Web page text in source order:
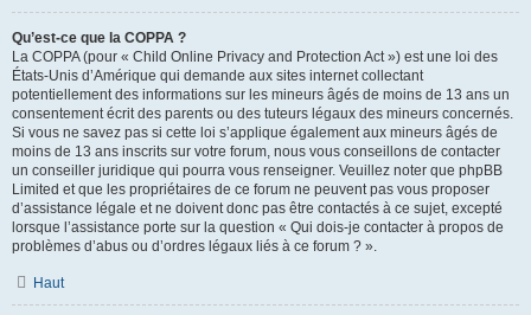
Qu’est-ce que la COPPA ?
La COPPA (pour « Child Online Privacy and Protection Act ») est une loi des
États-Unis d’Amérique qui demande aux sites internet collectant
potentiellement des informations sur les mineurs âgés de moins de 13 ans un
consentement écrit des parents ou des tuteurs légaux des mineurs concernés.
Si vous ne savez pas si cette loi s’applique également aux mineurs âgés de
moins de 13 ans inscrits sur votre forum, nous vous conseillons de contacter
un conseiller juridique qui pourra vous renseigner. Veuillez noter que phpBB
Limited et que les propriétaires de ce forum ne peuvent pas vous proposer
d’assistance légale et ne doivent donc pas être contactés à ce sujet, excepté
lorsque l’assistance porte sur la question « Qui dois-je contacter à propos de
problèmes d’abus ou d’ordres légaux liés à ce forum ? ».
Haut